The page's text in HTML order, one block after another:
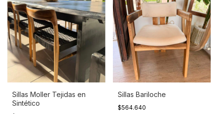
Sillas Moller Tejidas en
Sintético
Sillas Bariloche
$564.640